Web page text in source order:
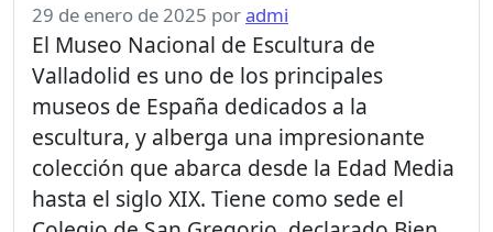
29 de enero de 2025 poradmi
El Museo Nacional de Escultura de
Valladolid es uno de los principales
museos de España dedicados a la
escultura, y alberga una impresionante
colección que abarca desde la Edad Media
hasta el siglo XIX. Tiene como sede el